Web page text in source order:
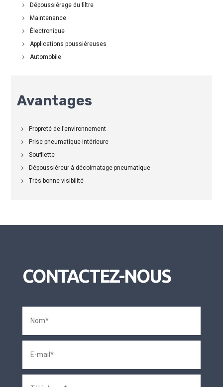
Dépoussiérage du filtre
Maintenance
Électronique
Applications poussiéreuses
Automobile
Avantages
Propreté de l’environnement
Prise pneumatique intérieure
Soufflette
Dépoussiéreur à décolmatage pneumatique
Très bonne visibilité
CONTACTEZ-NOUS